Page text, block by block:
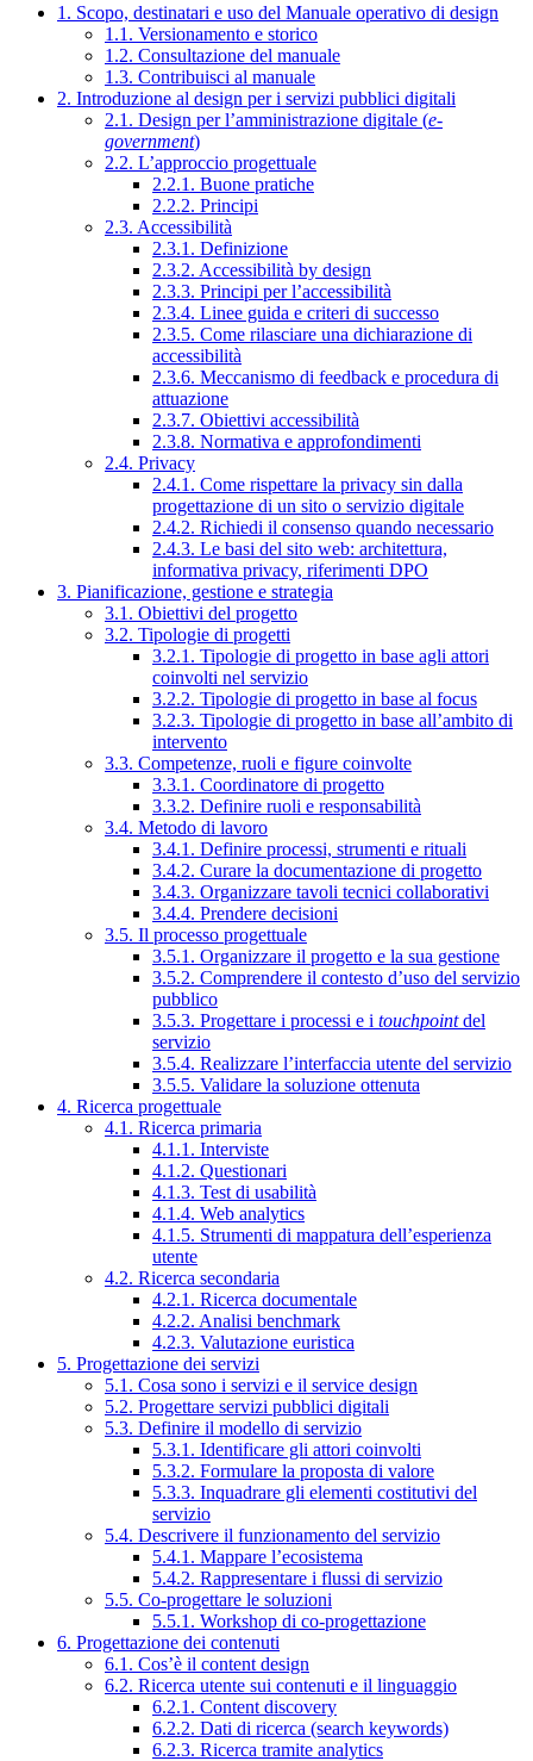
1. Scopo, destinatari e uso del Manuale operativo di design
1.1. Versionamento e storico
1.2. Consultazione del manuale
1.3. Contribuisci al manuale
2. Introduzione al design per i servizi pubblici digitali
2.1. Design per l’amministrazione digitale (e-
government)
2.2. L’approccio progettuale
2.2.1. Buone pratiche
2.2.2. Principi
2.3. Accessibilità
2.3.1. Definizione
2.3.2. Accessibilità by design
2.3.3. Principi per l’accessibilità
2.3.4. Linee guida e criteri di successo
2.3.5. Come rilasciare una dichiarazione di
accessibilità
2.3.6. Meccanismo di feedback e procedura di
attuazione
2.3.7. Obiettivi accessibilità
2.3.8. Normativa e approfondimenti
2.4. Privacy
2.4.1. Come rispettare la privacy sin dalla
progettazione di un sito o servizio digitale
2.4.2. Richiedi il consenso quando necessario
2.4.3. Le basi del sito web: architettura,
informativa privacy, riferimenti DPO
3. Pianificazione, gestione e strategia
3.1. Obiettivi del progetto
3.2. Tipologie di progetti
3.2.1. Tipologie di progetto in base agli attori
coinvolti nel servizio
3.2.2. Tipologie di progetto in base al focus
3.2.3. Tipologie di progetto in base all’ambito di
intervento
3.3. Competenze, ruoli e figure coinvolte
3.3.1. Coordinatore di progetto
3.3.2. Definire ruoli e responsabilità
3.4. Metodo di lavoro
3.4.1. Definire processi, strumenti e rituali
3.4.2. Curare la documentazione di progetto
3.4.3. Organizzare tavoli tecnici collaborativi
3.4.4. Prendere decisioni
3.5. Il processo progettuale
3.5.1. Organizzare il progetto e la sua gestione
3.5.2. Comprendere il contesto d’uso del servizio
pubblico
3.5.3. Progettare i processi e i touchpointdel
servizio
3.5.4. Realizzare l’interfaccia utente del servizio
3.5.5. Validare la soluzione ottenuta
4. Ricerca progettuale
4.1. Ricerca primaria
4.1.1. Interviste
4.1.2. Questionari
4.1.3. Test di usabilità
4.1.4. Web analytics
4.1.5. Strumenti di mappatura dell’esperienza
utente
4.2. Ricerca secondaria
4.2.1. Ricerca documentale
4.2.2. Analisi benchmark
4.2.3. Valutazione euristica
5. Progettazione dei servizi
5.1. Cosa sono i servizi e il service design
5.2. Progettare servizi pubblici digitali
5.3. Definire il modello di servizio
5.3.1. Identificare gli attori coinvolti
5.3.2. Formulare la proposta di valore
5.3.3. Inquadrare gli elementi costitutivi del
servizio
5.4. Descrivere il funzionamento del servizio
5.4.1. Mappare l’ecosistema
5.4.2. Rappresentare i flussi di servizio
5.5. Co-progettare le soluzioni
5.5.1. Workshop di co-progettazione
6. Progettazione dei contenuti
6.1. Cos’è il content design
6.2. Ricerca utente sui contenuti e il linguaggio
6.2.1. Content discovery
6.2.2. Dati di ricerca (search keywords)
6.2.3. Ricerca tramite analytics